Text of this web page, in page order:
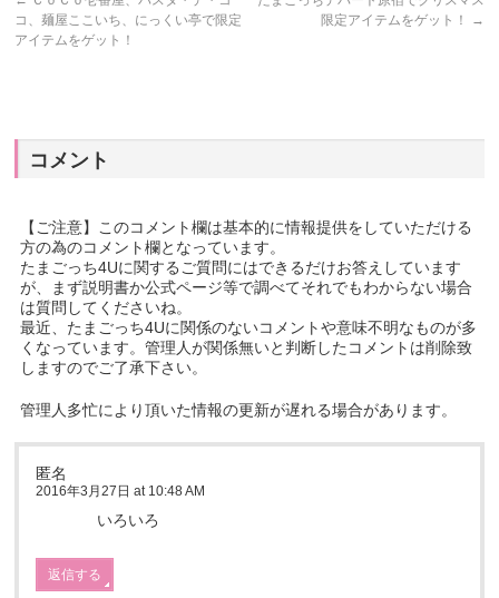
コ、麺屋ここいち、にっくい亭で限定
アイテムをゲット！
限定アイテムをゲット！
→
コメント
【ご注意】このコメント欄は基本的に情報提供をしていただける
方の為のコメント欄となっています。
たまごっち4Uに関するご質問にはできるだけお答えしています
が、まず説明書か公式ページ等で調べてそれでもわからない場合
は質問してくださいね。
最近、たまごっち4Uに関係のないコメントや意味不明なものが多
くなっています。管理人が関係無いと判断したコメントは削除致
しますのでご了承下さい。
管理人多忙により頂いた情報の更新が遅れる場合があります。
匿名
2016年3月27日 at 10:48 AM
いろいろ
返信する